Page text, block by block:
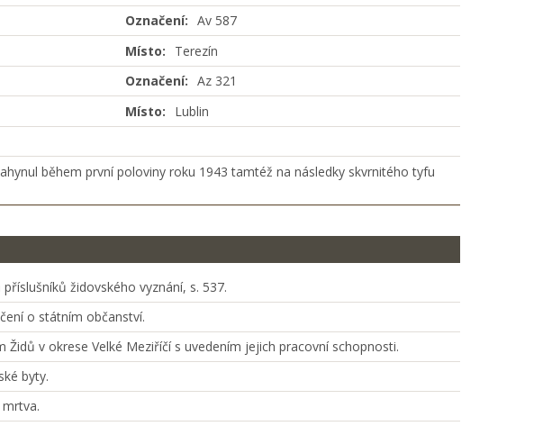
Označení: Av 587
Místo:
Terezín
Označení: Az 321
Místo:
Lublin
během první poloviny roku 1943 tamtéž na následky skvrnitého tyfu
židovského vyznání, s. 537.
o státním občanství.
v okrese Velké Meziříčí s uvedením jejich pracovní schopnosti.
byty.